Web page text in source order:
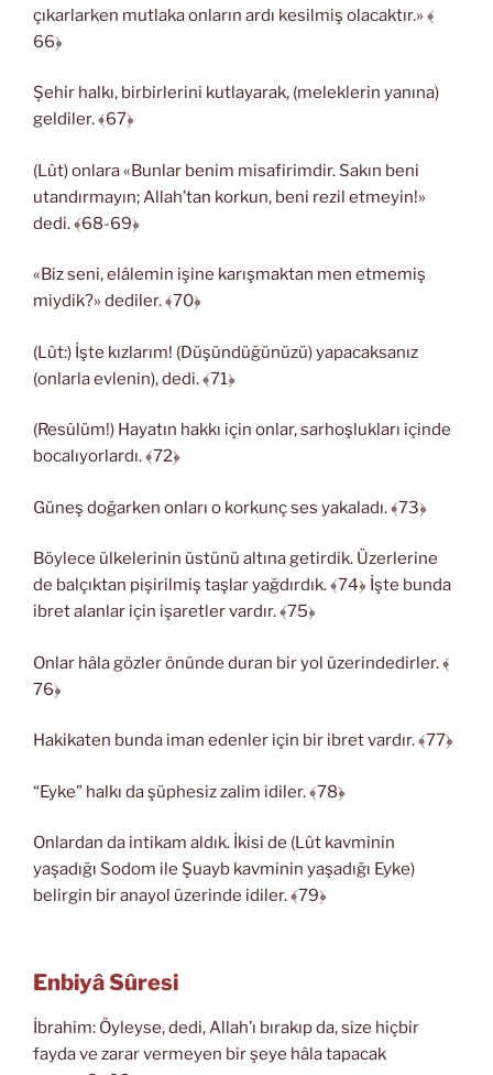
çıkarlarken mutlaka onların ardı kesilmiş olacaktır.» ﴾
66﴿
Şehir halkı, birbirlerini kutlayarak, (meleklerin yanına)
geldiler. ﴾67﴿
(Lût) onlara «Bunlar benim misafirimdir. Sakın beni
utandırmayın; Allah’tan korkun, beni rezil etmeyin!»
dedi. ﴾68-69﴿
«Biz seni, elâlemin işine karışmaktan men etmemiş
miydik?» dediler. ﴾70﴿
(Lût:) İşte kızlarım! (Düşündüğünüzü) yapacaksanız
(onlarla evlenin), dedi. ﴾71﴿
(Resûlüm!) Hayatın hakkı için onlar, sarhoşlukları içinde
bocalıyorlardı. ﴾72﴿
Güneş doğarken onları o korkunç ses yakaladı. ﴾73﴿
Böylece ülkelerinin üstünü altına getirdik. Üzerlerine
de balçıktan pişirilmiş taşlar yağdırdık. ﴾74﴿ İşte bunda
ibret alanlar için işaretler vardır. ﴾75﴿
Onlar hâla gözler önünde duran bir yol üzerindedirler. ﴾
76﴿
Hakikaten bunda iman edenler için bir ibret vardır. ﴾77﴿
“Eyke” halkı da şüphesiz zalim idiler. ﴾78﴿
Onlardan da intikam aldık. İkisi de (Lût kavminin
yaşadığı Sodom ile Şuayb kavminin yaşadığı Eyke)
belirgin bir anayol üzerinde idiler. ﴾79﴿
Enbiyâ Sûresi
İbrahim: Öyleyse, dedi, Allah’ı bırakıp da, size hiçbir
fayda ve zarar vermeyen bir şeye hâla tapacak